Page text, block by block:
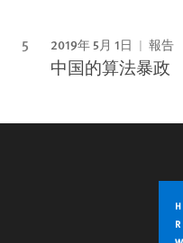
2019年 5月 1日 報告
中国的算法暴政